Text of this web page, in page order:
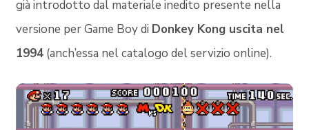
già introdotto dal materiale inedito presente nella
versione per Game Boy di Donkey Kong uscita nel
1994 (anch’essa nel catalogo del servizio online).